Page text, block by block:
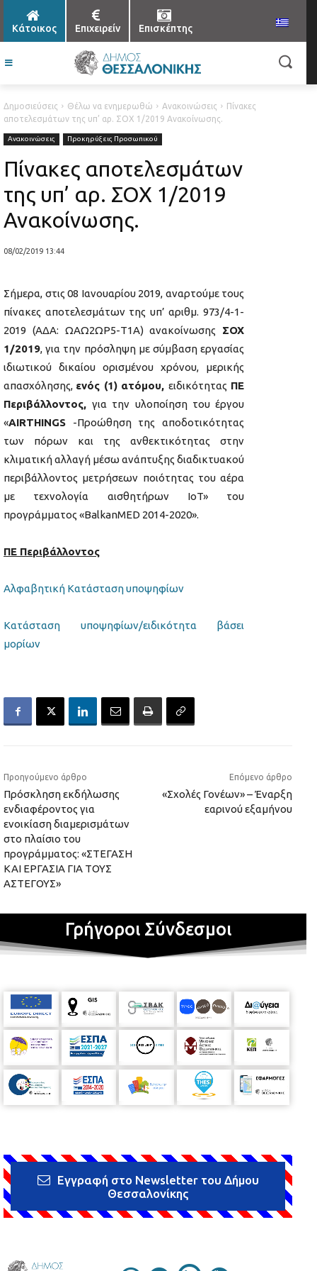
Κάτοικος Επιχειρείν Επισκέπτης
Δημοσιεύσεις Θέλω να ενημερωθώ Ανακοινώσεις
Πίνακες
αποτελεσμάτων της υπ’ αρ. ΣΟΧ 1/2019 Ανακοίνωσης.
Ανακοινώσεις Προκηρύξεις Προσωπικού
Πίνακες αποτελεσμάτων
της υπ’ αρ. ΣΟΧ 1/2019
Ανακοίνωσης.
08/02/2019 13:44
Σήμερα, στις 08 Ιανουαρίου 2019, αναρτούμε τους
πίνακες αποτελεσμάτων της υπ’ αριθμ. 973/4-1-
2019 (ΑΔΑ: ΩΑΩ2ΩΡ5-Τ1Α) ανακοίνωσης ΣΟΧ
1/2019, για την πρόσληψη με σύμβαση εργασίας
ιδιωτικού δικαίου ορισμένου χρόνου, μερικής
απασχόλησης, ενός (1) ατόμου, ειδικότητας ΠΕ
Περιβάλλοντος,για την υλοποίηση του έργου
«AIRTHINGS -Προώθηση της αποδοτικότητας
των πόρων και της ανθεκτικότητας στην
κλιματική αλλαγή μέσω ανάπτυξης διαδικτυακού
περιβάλλοντος μετρήσεων ποιότητας του αέρα
με τεχνολογία αισθητήρων IoT» του
προγράμματος «BalkanMED 2014-2020».
ΠΕ Περιβάλλοντος
Αλφαβητική Κατάσταση υποψηφίων
Κατάσταση υποψηφίων/ειδικότητα βάσει
μορίων
Προηγούμενο άρθρο
Πρόσκληση εκδήλωσης
ενδιαφέροντος για
ενοικίαση διαμερισμάτων
στο πλαίσιο του
προγράμματος: «ΣΤΕΓΑΣΗ
ΚΑΙ ΕΡΓΑΣΙΑ ΓΙΑ ΤΟΥΣ
ΑΣΤΕΓΟΥΣ»
Επόμενο άρθρο
«Σχολές Γονέων» – Έναρξη
εαρινού εξαμήνου
Γρήγοροι Σύνδεσμοι
Εγγραφή στο Newsletter του Δήμου
Θεσσαλονίκης